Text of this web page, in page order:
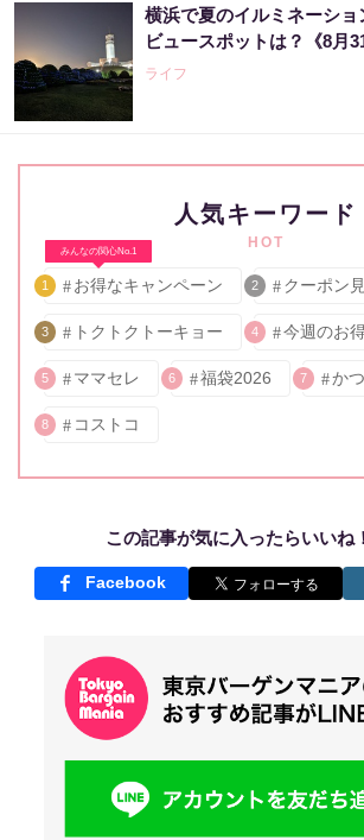
横浜で夏のイルミネーシ
ビュースポットは？《8月
ライフ
人気キーワード
HOT
みんなの関心No.1
1 お得なキャンペーン 2 クーポン
3 トクトクトーキョー 4 今週のお
5 ママセレ 6 福袋2026 7 か
8 コストコ
この記事が気に入ったらいいね
Facebook